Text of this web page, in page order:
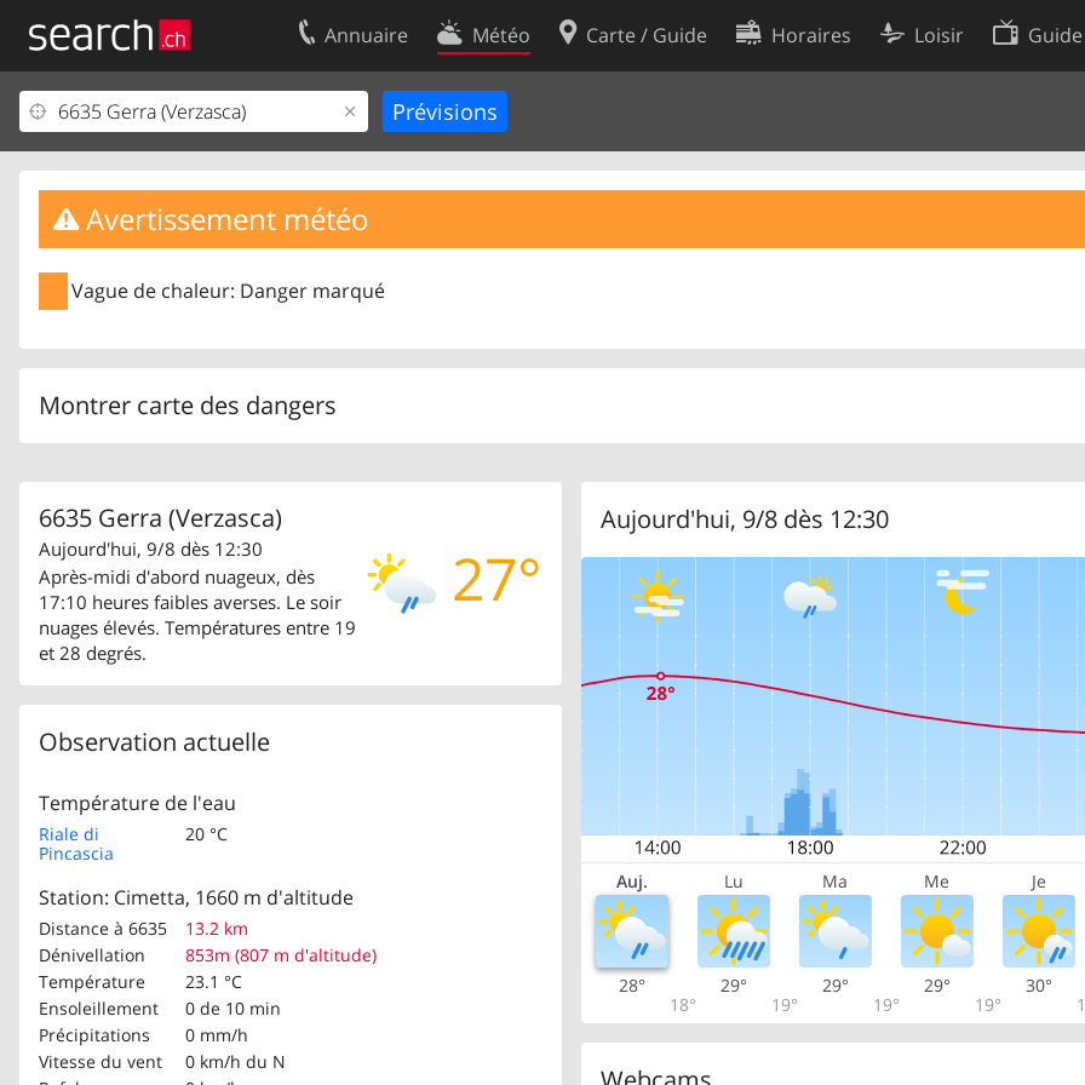
Annuaire Météo Carte / Guide Horaires Loisir
Avertissement météo
Vague de chaleur: Danger marqué
Montrer carte des dangers
6635 Gerra (Verzasca)
27°
Aujourd'hui, 9/8 dès 12:30
Après-midi d'abord nuageux, dès
17:10 heures faibles averses. Le soir
nuages élevés. Températures entre 19
et 28 degrés.
Observation actuelle
Température de l'eau
Riale di
Pincascia
20 °C
Station: Cimetta, 1660 m d'altitude
Distance à 6635
13.2 km
Dénivellation
853m (807 m d'altitude)
Température
23.1 °C
Ensoleillement
0 de 10 min
Précipitations
0 mm/h
Vitesse du vent
0 km/h du N
Aujourd'hui, 9/8 dès 12:30
Auj. Lu Ma Me Je
28°
18°
29°
19°
29°
19°
29°
19°
30°
Votre inscription
Centre clients
Mentions Légales
Contact
Conditions d’utilisation
Protection des données
Préférences de cookies
Développeurs